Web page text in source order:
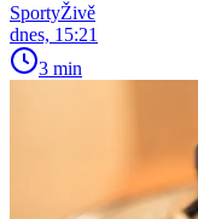
SportyŽivě
dnes, 15:21
3 min